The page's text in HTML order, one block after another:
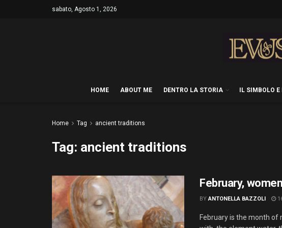
sabato, Agosto 1, 2026
HOME ABOUT ME DENTRO LA STORIA IL SIMBOLO
Home Tag ancient traditions
Tag: ancient traditions
February,
BY ANTONELLA BAZZOLI
February is the month of